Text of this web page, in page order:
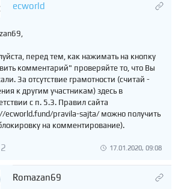
ecworld
перед тем, как нажимать на кнопку
комментарий" проверяйте то, что Вы
За отсутствие грамотности (считай -
к другим участникам) здесь в
с п. 5.3. Правил сайта
ecworld.fund/pravila-sajta/ можно получить
на комментирование).
2 17.01.2020, 09:08
Romazan69